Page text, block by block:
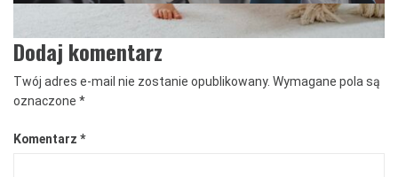
Dodaj komentarz
Twój adres e-mail nie zostanie opublikowany. Wymagane pola są
oznaczone *
Komentarz *